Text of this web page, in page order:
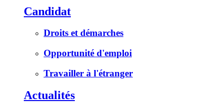
Candidat
Droits et démarches
Opportunité d'emploi
Travailler à l'étranger
Actualités